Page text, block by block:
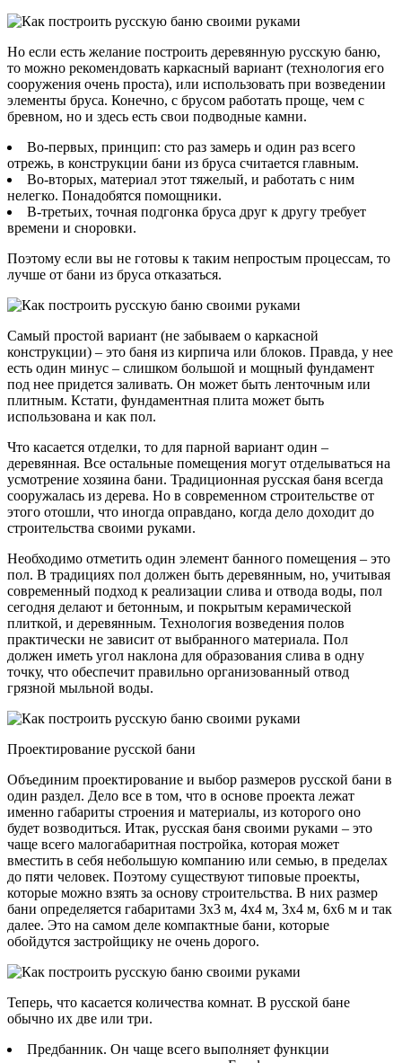
Но если есть желание построить деревянную русскую баню,
то можно рекомендовать каркасный вариант (технология его
сооружения очень проста), или использовать при возведении
элементы бруса. Конечно, с брусом работать проще, чем с
бревном, но и здесь есть свои подводные камни.
Во-первых, принцип: сто раз замерь и один раз всего
отрежь, в конструкции бани из бруса считается главным.
Во-вторых, материал этот тяжелый, и работать с ним
нелегко. Понадобятся помощники.
В-третьих, точная подгонка бруса друг к другу требует
времени и сноровки.
Поэтому если вы не готовы к таким непростым процессам, то
лучше от бани из бруса отказаться.
Самый простой вариант (не забываем о каркасной
конструкции) – это баня из кирпича или блоков. Правда, у нее
есть один минус – слишком большой и мощный фундамент
под нее придется заливать. Он может быть ленточным или
плитным. Кстати, фундаментная плита может быть
использована и как пол.
Что касается отделки, то для парной вариант один –
деревянная. Все остальные помещения могут отделываться на
усмотрение хозяина бани. Традиционная русская баня всегда
сооружалась из дерева. Но в современном строительстве от
этого отошли, что иногда оправдано, когда дело доходит до
строительства своими руками.
Необходимо отметить один элемент банного помещения – это
пол. В традициях пол должен быть деревянным, но, учитывая
современный подход к реализации слива и отвода воды, пол
сегодня делают и бетонным, и покрытым керамической
плиткой, и деревянным. Технология возведения полов
практически не зависит от выбранного материала. Пол
должен иметь угол наклона для образования слива в одну
точку, что обеспечит правильно организованный отвод
грязной мыльной воды.
Проектирование русской бани
Объединим проектирование и выбор размеров русской бани в
один раздел. Дело все в том, что в основе проекта лежат
именно габариты строения и материалы, из которого оно
будет возводиться. Итак, русская баня своими руками – это
чаще всего малогабаритная постройка, которая может
вместить в себя небольшую компанию или семью, в пределах
до пяти человек. Поэтому существуют типовые проекты,
которые можно взять за основу строительства. В них размер
бани определяется габаритами 3х3 м, 4х4 м, 3х4 м, 6х6 м и так
далее. Это на самом деле компактные бани, которые
обойдутся застройщику не очень дорого.
Теперь, что касается количества комнат. В русской бане
обычно их две или три.
Предбанник. Он чаще всего выполняет функции